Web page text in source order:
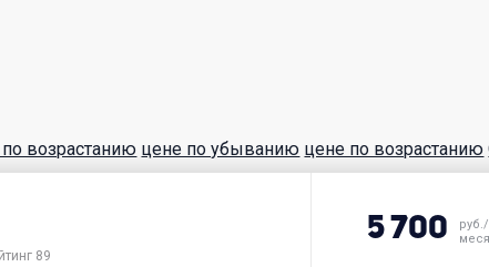
по возрастанию цене по убыванию цене по возрастанию
89
5 700
руб./